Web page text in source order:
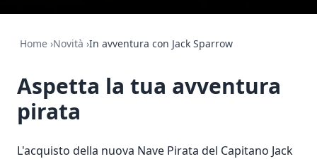
Home ›Novità ›In avventura con Jack Sparrow
Aspetta la tua avventura
pirata
L'acquisto della nuova Nave Pirata del Capitano Jack